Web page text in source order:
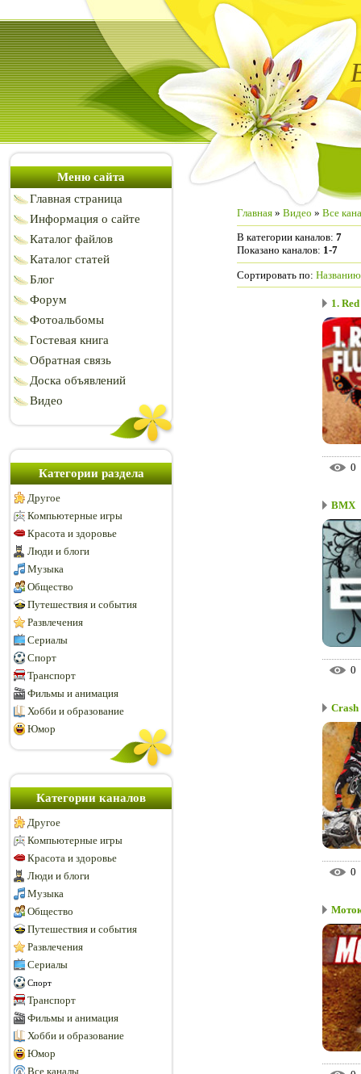
Меню сайта
Главная страница
Информация о сайте
Каталог файлов
Каталог статей
Блог
Форум
Фотоальбомы
Гостевая книга
Обратная связь
Доска объявлений
Видео
Категории раздела
Другое
Компьютерные игры
Красота и здоровье
Люди и блоги
Музыка
Общество
Путешествия и события
Развлечения
Сериалы
Спорт
Транспорт
Фильмы и анимация
Хобби и образование
Юмор
Категории каналов
Другое
Компьютерные игры
Красота и здоровье
Люди и блоги
Музыка
Общество
Путешествия и события
Развлечения
Сериалы
Спорт
Транспорт
Фильмы и анимация
Хобби и образование
Юмор
Все каналы
Главная » Видео » Все
В категории каналов: 7
Показано каналов: 1-7
Сортировать по: Названию
1.
0
BMX
0
Crash
0